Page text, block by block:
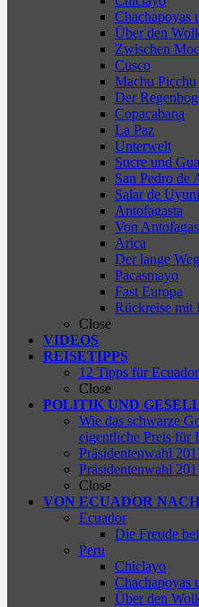
Chachapoyas
Über den
Zwischen
Cusco
Machu Picchu
Der
Copacabana
La Paz
Unterwelt
Sucre und
San Pedro de
Salar de Uyuni
Antofagasta
Von
Arica
Der lange
Pacasmayo
Fast Europa
Rückreise mit
Close
VIDEOS
REISETIPPS
12 Tipps für
Close
POLITIK UND
Wie das schwarze
eigentliche Preis für
Präsidentenwahl
Präsidentenwahl
Close
VON ECUADOR
Ecuador
Die Freude
Peru
Chiclayo
Chachapoyas
Über den